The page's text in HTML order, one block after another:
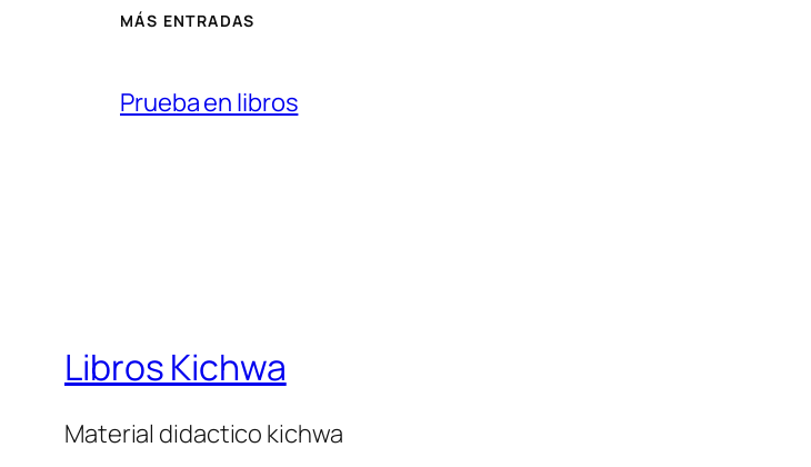
MÁS ENTRADAS
Prueba en libros
Libros Kichwa
Material didactico kichwa